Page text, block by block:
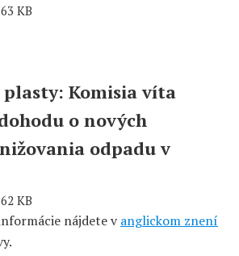
KB
plasty: Komisia víta
o nových
odpadu v
KB
nájdete vanglickom znení